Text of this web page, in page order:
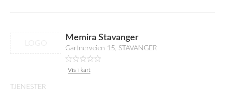
Memira Stavanger
Gartnerveien 15, STAVANGER
Vis i kart
TJENESTER